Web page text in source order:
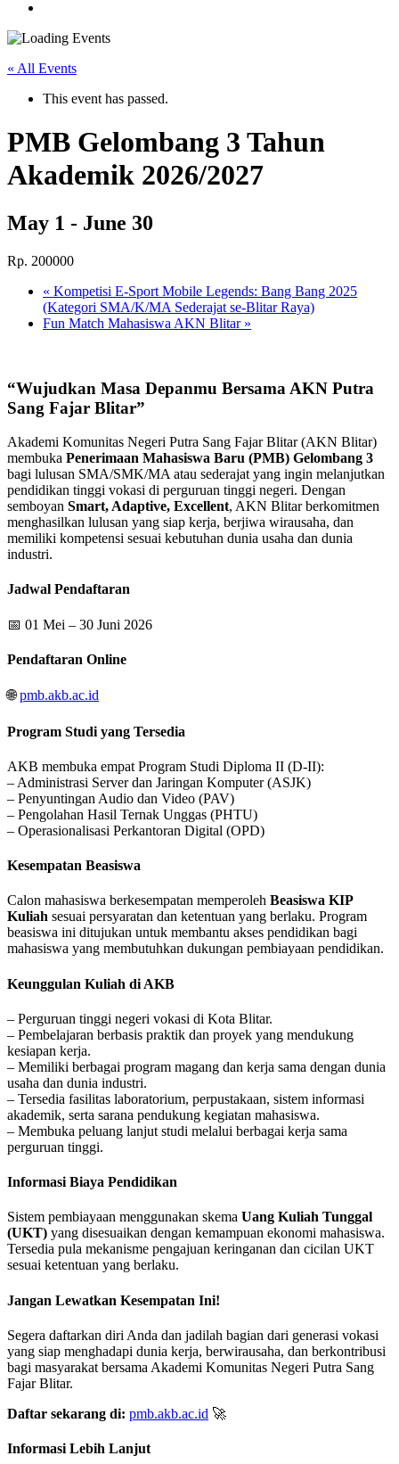
« All Events
This event has passed.
PMB Gelombang 3 Tahun
Akademik 2026/2027
May 1 - June 30
Rp. 200000
« Kompetisi E-Sport Mobile Legends: Bang Bang 2025
(Kategori SMA/K/MA Sederajat se-Blitar Raya)
Fun Match Mahasiswa AKN Blitar »
“Wujudkan Masa Depanmu Bersama AKN Putra
Sang Fajar Blitar”
Akademi Komunitas Negeri Putra Sang Fajar Blitar (AKN Blitar)
membuka Penerimaan Mahasiswa Baru (PMB) Gelombang 3
bagi lulusan SMA/SMK/MA atau sederajat yang ingin melanjutkan
pendidikan tinggi vokasi di perguruan tinggi negeri. Dengan
semboyan Smart, Adaptive, Excellent, AKN Blitar berkomitmen
menghasilkan lulusan yang siap kerja, berjiwa wirausaha, dan
memiliki kompetensi sesuai kebutuhan dunia usaha dan dunia
industri.
Jadwal Pendaftaran
📅 01 Mei – 30 Juni 2026
Pendaftaran Online
🌐pmb.akb.ac.id
Program Studi yang Tersedia
AKB membuka empat Program Studi Diploma II (D-II):
– Administrasi Server dan Jaringan Komputer (ASJK)
– Penyuntingan Audio dan Video (PAV)
– Pengolahan Hasil Ternak Unggas (PHTU)
– Operasionalisasi Perkantoran Digital (OPD)
Kesempatan Beasiswa
Calon mahasiswa berkesempatan memperoleh Beasiswa KIP
Kuliah sesuai persyaratan dan ketentuan yang berlaku. Program
beasiswa ini ditujukan untuk membantu akses pendidikan bagi
mahasiswa yang membutuhkan dukungan pembiayaan pendidikan.
Keunggulan Kuliah di AKB
– Perguruan tinggi negeri vokasi di Kota Blitar.
– Pembelajaran berbasis praktik dan proyek yang mendukung
kesiapan kerja.
– Memiliki berbagai program magang dan kerja sama dengan dunia
usaha dan dunia industri.
– Tersedia fasilitas laboratorium, perpustakaan, sistem informasi
akademik, serta sarana pendukung kegiatan mahasiswa.
– Membuka peluang lanjut studi melalui berbagai kerja sama
perguruan tinggi.
Informasi Biaya Pendidikan
Sistem pembiayaan menggunakan skema Uang Kuliah Tunggal
(UKT) yang disesuaikan dengan kemampuan ekonomi mahasiswa.
Tersedia pula mekanisme pengajuan keringanan dan cicilan UKT
sesuai ketentuan yang berlaku.
Jangan Lewatkan Kesempatan Ini!
Segera daftarkan diri Anda dan jadilah bagian dari generasi vokasi
yang siap menghadapi dunia kerja, berwirausaha, dan berkontribusi
bagi masyarakat bersama Akademi Komunitas Negeri Putra Sang
Fajar Blitar.
Daftar sekarang di: pmb.akb.ac.id 🚀
Informasi Lebih Lanjut